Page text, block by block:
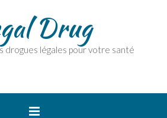
Drug
drogues légales pour votre santé